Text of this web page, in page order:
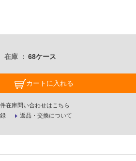
在庫 68ケース
カートに入れる
在庫問い合わせはこちら
返品・交換について